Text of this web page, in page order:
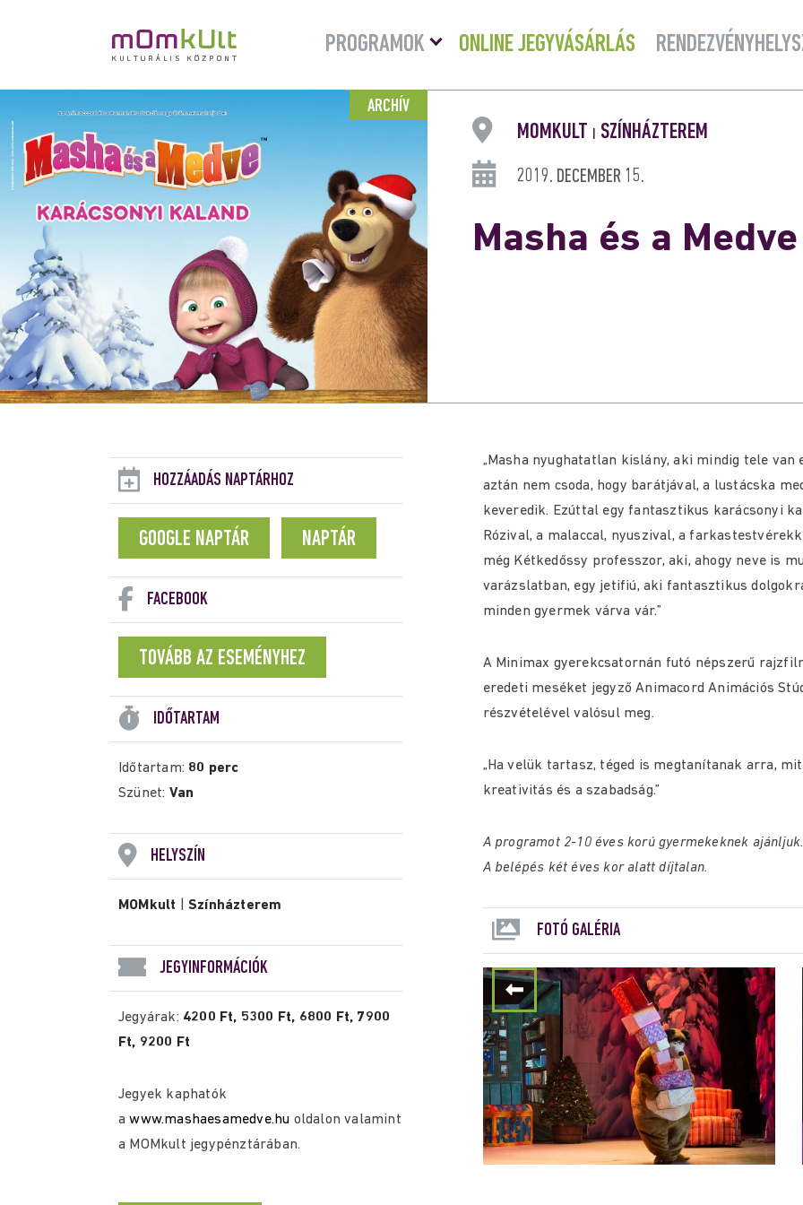
PROGRAMOK
Menü
lenyitása
ONLINE JEGYVÁSÁRLÁS
ARCHÍV
MOMKULT SZÍNHÁZTEREM
2019. DECEMBER 15.
Masha és a
HOZZÁADÁS NAPTÁRHOZ
GOOGLE NAPTÁR NAPTÁR
FACEBOOK
TOVÁBB AZ ESEMÉNYHEZ
IDŐTARTAM
Időtartam: 80 perc
Szünet: Van
HELYSZÍN
MOMkult |Színházterem
JEGYINFORMÁCIÓK
Jegyárak: 4200 Ft, 5300 Ft, 6800 Ft, 7900
Ft, 9200 Ft
Jegyek kaphatók
awww.mashaesamedve.hu oldalon valamint
a MOMkult jegypénztárában.
„Masha nyughatatlan kislány, aki mindig tele
aztán nem csoda, hogy barátjával, a lustácska
keveredik. Ezúttal egy fantasztikus karácsonyi
Rózival, a malaccal, nyuszival, a
még Kétkedőssy professzor, aki, ahogy neve is
varázslatban, egy jetifiú, aki fantasztikus
minden gyermek várva vár.​”
A Minimax gyerekcsatornán futó népszerű
eredeti meséket jegyző Animacord Animációs
részvételével valósul meg.
„Ha velük tartasz, téged is megtanítanak arra,
kreativitás és a szabadság.​”
A programot 2-10 éves korú gyermekeknek
A belépés két éves kor alatt díjtalan.
FOTÓ GALÉRIA